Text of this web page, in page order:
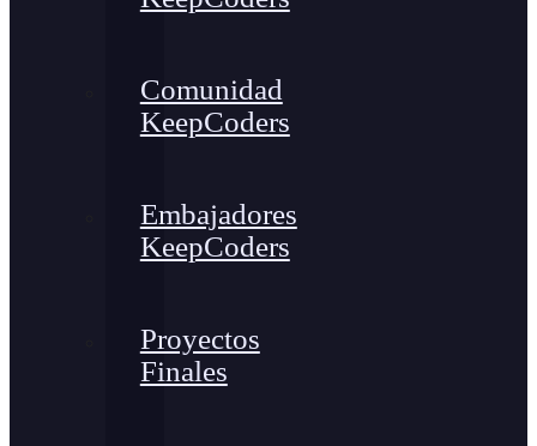
Comunidad
KeepCoders
Embajadores
KeepCoders
Proyectos
Finales